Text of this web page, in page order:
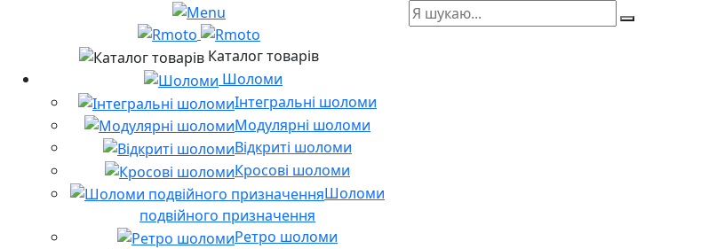
Каталог товарів
Шоломи
Інтегральні шоломи
Модулярні шоломи
Відкриті шоломи
Кросові шоломи
Шоломи
подвійного призначення
Ретро шоломи